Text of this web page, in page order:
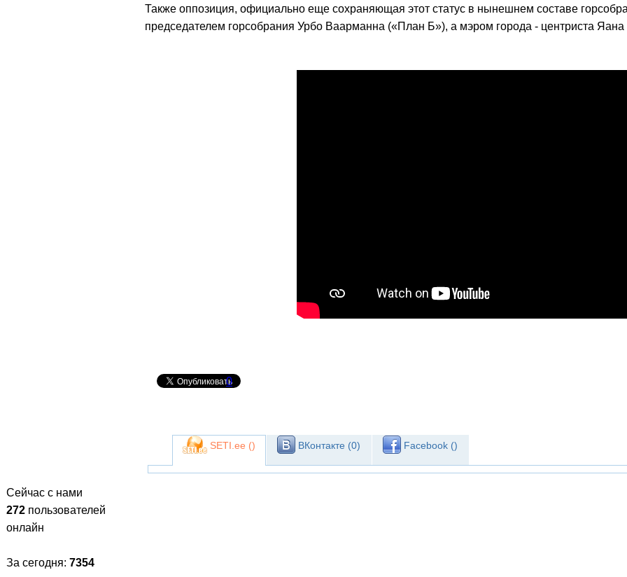
Сейчас с нами
272 пользователей
онлайн
За сегодня: 7354
Также оппозиция, официально еще сохраняющая этот статус в нынешнем составе
председателем горсобрания Урбо Ваарманна («План Б»), а мэром города - центриста Яана
0
SETI.ee () ВКонтакте (0) Facebook ()